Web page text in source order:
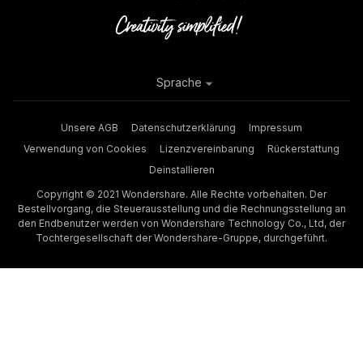
Unsere AGB Datenschutzerklärung
Impressum
Verwendung von Cookies
Lizenzvereinbarung
Rückerstattung
Deinstallieren
Copyright © 2021 Wondershare. Alle Rechte vorbehalten. Der
Bestellvorgang, die Steuerausstellung und die Rechnungsstellung an
den Endbenutzer werden von Wondershare Technology Co., Ltd, der
Tochtergesellschaft der Wondershare-Gruppe, durchgeführt.
Sprache